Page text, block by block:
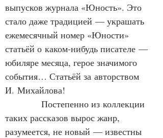
выпусков журнала «Юность». Это
стало даже традицией — украшать
ежемесячный номер «Юности»
статьёй о каком‑нибудь писателе —
юбиляре месяца, герое значимого
события… Статьёй за авторством
И. Михайлова!
Постепенно из коллекции
таких рассказов вырос жанр,
разумеется, не новый — известны